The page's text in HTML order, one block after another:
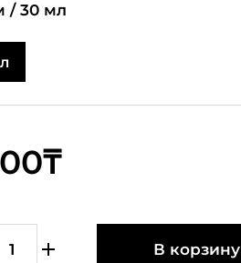
/ 30 мл
В корзину